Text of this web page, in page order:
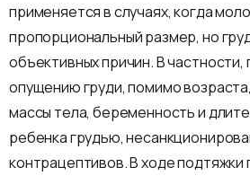
применяется в случаях, когда
пропорциональный размер, но
объективных причин. В частности,
опущению груди, помимо
массы тела, беременность и
ребенка грудью,
контрацептивов. В ходе подтяжки